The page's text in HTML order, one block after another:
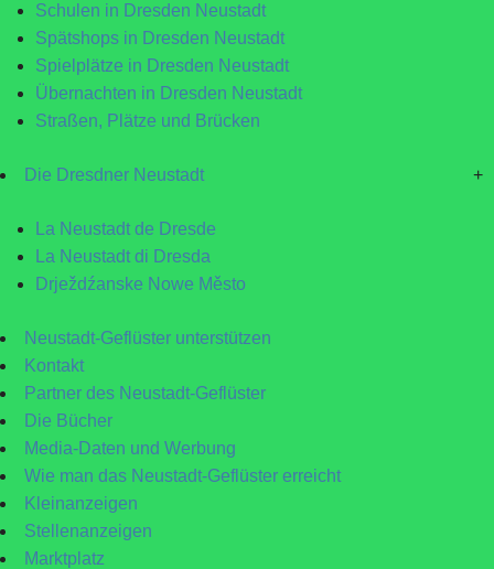
Schulen in Dresden Neustadt
Spätshops in Dresden Neustadt
Spielplätze in Dresden Neustadt
Übernachten in Dresden Neustadt
Straßen, Plätze und Brücken
Die Dresdner Neustadt +
La Neustadt de Dresde
La Neustadt di Dresda
Drježdźanske Nowe Město
Neustadt-Geflüster unterstützen
Kontakt
Partner des Neustadt-Geflüster
Die Bücher
Media-Daten und Werbung
Wie man das Neustadt-Geflüster erreicht
Kleinanzeigen
Stellenanzeigen
Marktplatz